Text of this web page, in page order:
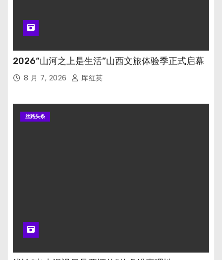
2026“山河之上是生活”山西文旅体验季正式启幕
8 月 7, 2026 厍红英
丝路头条